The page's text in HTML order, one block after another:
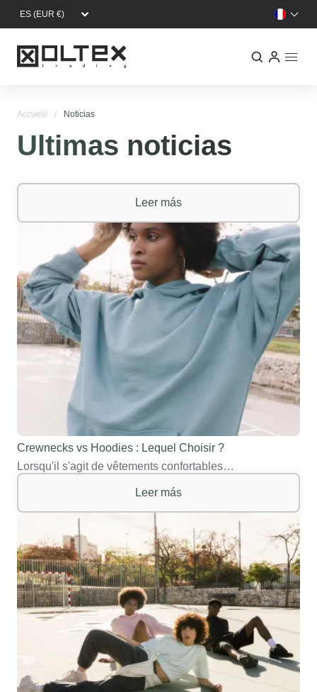
Aller au contenu principal
Accueil Noticias
Ultimas noticias
Leer más
Crewnecks vs Hoodies : Lequel Choisir ?
Lorsqu'il s'agit de vêtements confortables…
Leer más